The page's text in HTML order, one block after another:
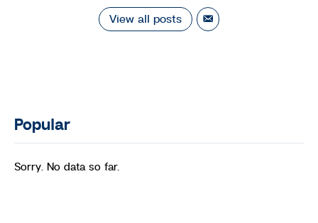
View all posts
Popular
Sorry. No data so far.